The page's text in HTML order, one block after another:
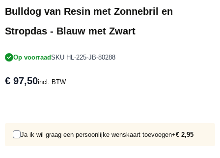
Bulldog van Resin met Zonnebril en
Stropdas - Blauw met Zwart
Op voorraadSKU HL-225-JB-80288
€ 97,50incl. BTW
Ja ik wil graag een persoonlijke wenskaart toevoegen+€ 2,95